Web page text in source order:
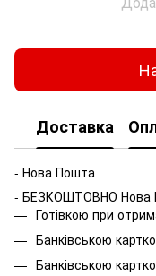
Доставка
- Нова Пошта
- БЕЗКОШТОВНО Нова
Готівкою при
Банківською
Банківською